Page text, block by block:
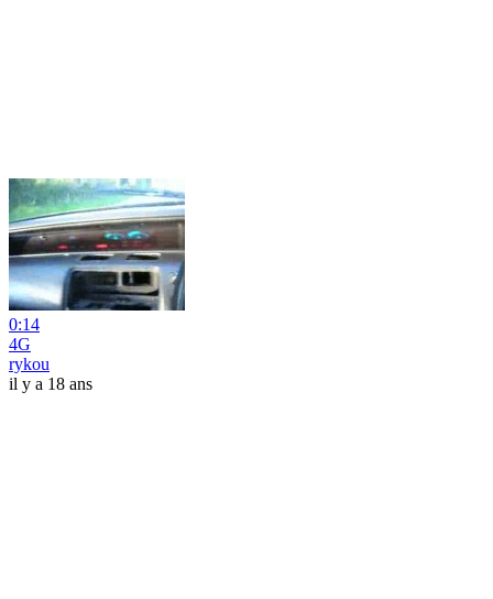
0:14
4G
rykou
il y a 18 ans